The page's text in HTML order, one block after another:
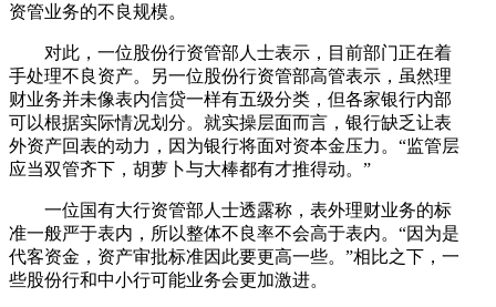
资管业务的不良规模。
对此，一位股份行资管部人士表示，目前部门正在着
手处理不良资产。另一位股份行资管部高管表示，虽然理
财业务并未像表内信贷一样有五级分类，但各家银行内部
可以根据实际情况划分。就实操层面而言，银行缺乏让表
外资产回表的动力，因为银行将面对资本金压力。“监管层
应当双管齐下，胡萝卜与大棒都有才推得动。”
一位国有大行资管部人士透露称，表外理财业务的标
准一般严于表内，所以整体不良率不会高于表内。“因为是
代客资金，资产审批标准因此要更高一些。”相比之下，一
些股份行和中小行可能业务会更加激进。